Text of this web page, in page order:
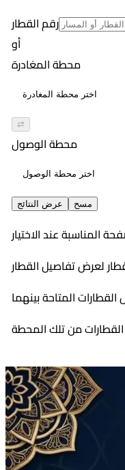
رقم القطار
أو
محطة المغادرة
⇄
محطة الوصول
عرض النتائج مسح
المناسبة عند الاختيار
لعرض تفاصيل القطار
المتاحة بينهما
من تلك المحطة